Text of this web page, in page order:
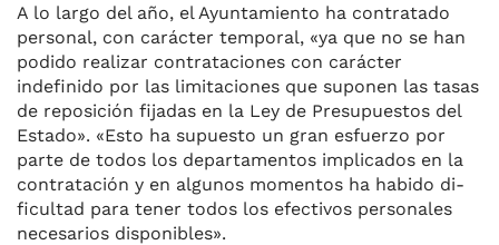
A lo largo del año, el Ayuntamien­to ha contratado
personal, con ca­rácter temporal, «ya que no se han
podido realizar contrataciones con carácter
indefinido por las limita­ciones que suponen las tasas
de reposición fijadas en la Ley de Pre­supuestos del
Estado». «Esto ha supuesto un gran esfuerzo por
par­te de todos los departamentos im­plicados en la
contratación y en algunos momentos ha habido di­
ficultad para tener todos los efec­tivos personales
necesarios dispo­nibles».